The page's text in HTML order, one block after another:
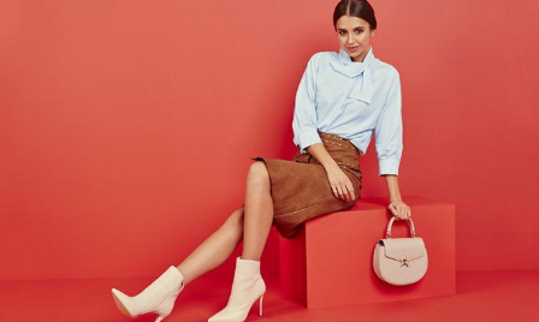
Femei Inspirații și trenduri